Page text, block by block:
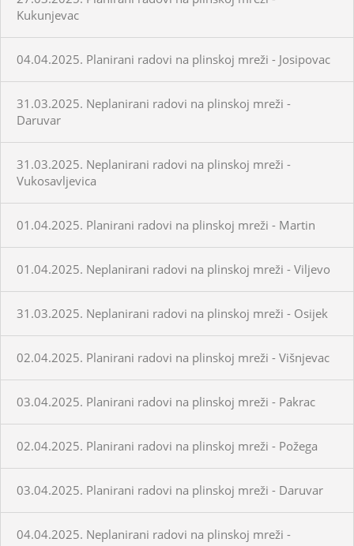
Kukunjevac
04.04.2025. Planirani radovi na plinskoj mreži - Josipovac
31.03.2025. Neplanirani radovi na plinskoj mreži -
Daruvar
31.03.2025. Neplanirani radovi na plinskoj mreži -
Vukosavljevica
01.04.2025. Planirani radovi na plinskoj mreži - Martin
01.04.2025. Neplanirani radovi na plinskoj mreži - Viljevo
31.03.2025. Neplanirani radovi na plinskoj mreži - Osijek
02.04.2025. Planirani radovi na plinskoj mreži - Višnjevac
03.04.2025. Planirani radovi na plinskoj mreži - Pakrac
02.04.2025. Planirani radovi na plinskoj mreži - Požega
03.04.2025. Planirani radovi na plinskoj mreži - Daruvar
04.04.2025. Neplanirani radovi na plinskoj mreži -